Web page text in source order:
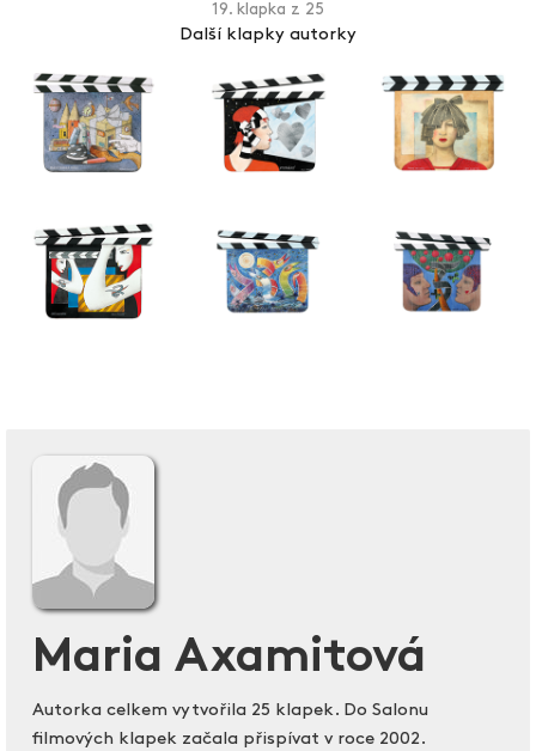
19. klapka z 25
Další klapky autorky
Maria Axamitová
Autorka celkem vytvořila 25 klapek. Do Salonu
filmových klapek začala přispívat v roce 2002.